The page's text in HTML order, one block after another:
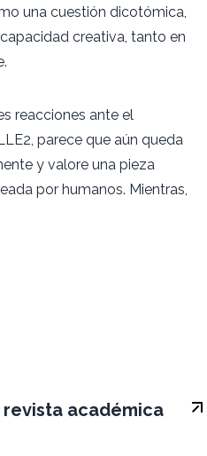
una cuestión dicotómica,
creativa, tanto en
reacciones ante el
parece que aún queda
y valore una pieza
por humanos. Mientras,
académica